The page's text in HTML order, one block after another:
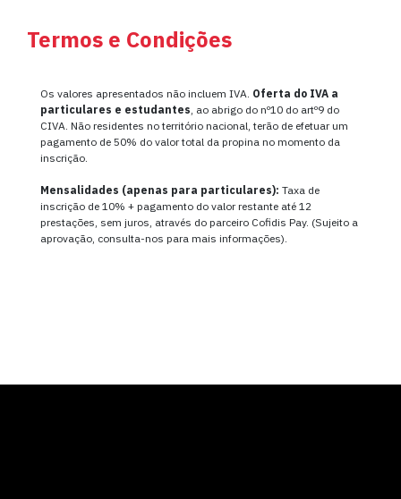
Termos e Condições
Os valores apresentados não incluem IVA. Oferta do IVA a
particulares e estudantes , ao abrigo do nº10 do artº9 do
CIVA. Não residentes no território nacional, terão de efetuar um
pagamento de 50% do valor total da propina no momento da
inscrição.
Mensalidades (apenas para particulares): Taxa de
inscrição de 10% + pagamento do valor restante até 12
prestações, sem juros, através do parceiro Cofidis Pay. (Sujeito a
aprovação, consulta-nos para mais informações).